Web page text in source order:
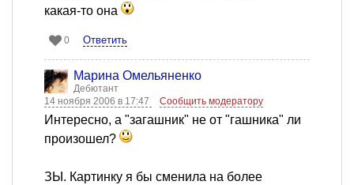
какая-то она
0 Ответить
Марина Омельяненко
Дебютант
14 ноября 2006 в 17:47
Сообщить модератору
Интересно, а "загашник" не от "гашника" ли
произошел?
ЗЫ. Картинку я бы сменила на более